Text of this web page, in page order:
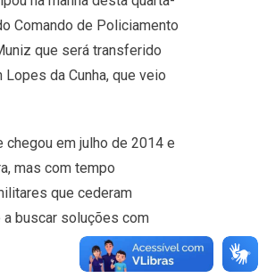
Comando de Policiamento
que será transferido
da Cunha, que veio
chegou em julho de 2014 e
mas com tempo
que cederam
buscar soluções com